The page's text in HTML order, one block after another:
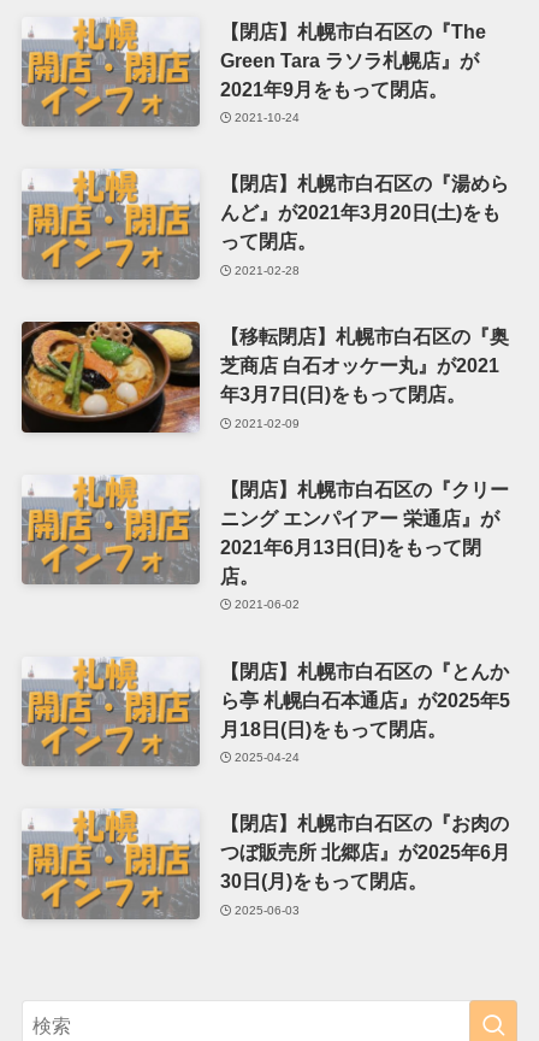
【閉店】札幌市白石区の『The
Green Tara ラソラ札幌店』が
2021年9月をもって閉店。
2021-10-24
【閉店】札幌市白石区の『湯めら
んど』が2021年3月20日(土)をも
って閉店。
2021-02-28
【移転閉店】札幌市白石区の『奥
芝商店 白石オッケー丸』が2021
年3月7日(日)をもって閉店。
2021-02-09
【閉店】札幌市白石区の『クリー
ニング エンパイアー 栄通店』が
2021年6月13日(日)をもって閉
店。
2021-06-02
【閉店】札幌市白石区の『とんか
ら亭 札幌白石本通店』が2025年5
月18日(日)をもって閉店。
2025-04-24
【閉店】札幌市白石区の『お肉の
つぼ販売所 北郷店』が2025年6月
30日(月)をもって閉店。
2025-06-03